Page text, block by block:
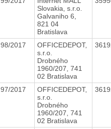
Slovakia, s.r.o.
Galvaniho 6,
821 04
Bratislava
98/2017
OFFICEDEPOT,
s.r.o.
Drobného
1960/207, 741
02 Bratislava
97/2017
OFFICEDEPOT,
s.r.o.
Drobného
1960/207, 741
02 Bratislava